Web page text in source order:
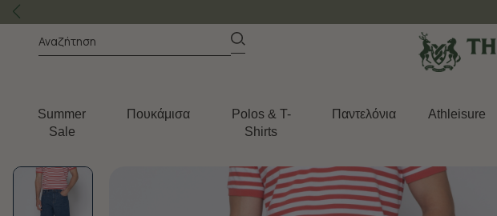
Summer
Sale
Πουκάμισα
Polos & T-
Shirts
Παντελόνια Athleisure